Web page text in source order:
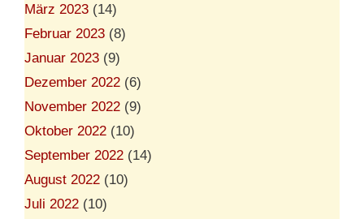
März 2023 (14)
Februar 2023 (8)
Januar 2023 (9)
Dezember 2022 (6)
November 2022 (9)
Oktober 2022 (10)
September 2022 (14)
August 2022 (10)
Juli 2022 (10)